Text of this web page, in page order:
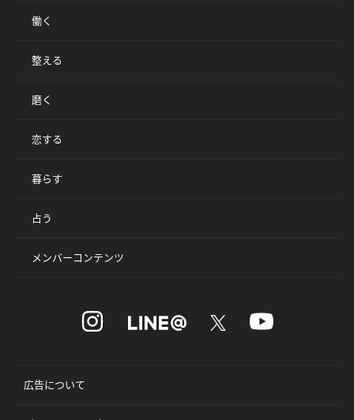
働く
整える
磨く
恋する
暮らす
占う
メンバーコンテンツ
広告について